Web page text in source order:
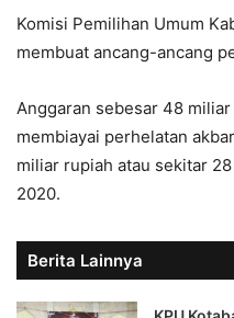
Komisi Pemilihan Umum
membuat ancang-ancang
Anggaran sebesar 48
membiayai perhelatan
miliar rupiah atau sekitar
2020.
Berita Lainnya